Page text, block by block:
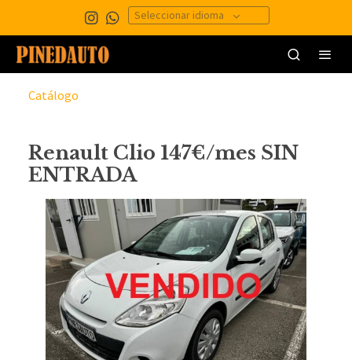
Seleccionar idioma
Catálogo
Renault Clio 147€/mes SIN
ENTRADA